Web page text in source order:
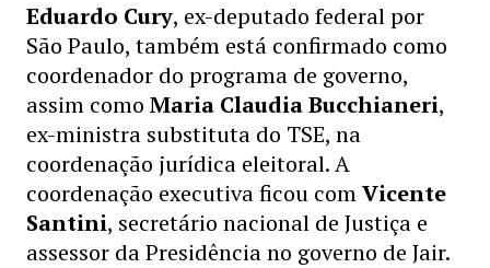
Eduardo Cury, ex-deputado federal por
São Paulo, também está confirmado como
coordenador do programa de governo,
assim como Maria Claudia Bucchianeri,
ex-ministra substituta do TSE, na
coordenação jurídica eleitoral. A
coordenação executiva ficou comVicente
Santini, secretário nacional de Justiça e
assessor da Presidência no governo de Jair.